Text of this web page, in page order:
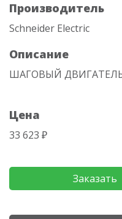
Производитель
Schneider Electric
Описание
ШАГОВЫЙ ДВИГАТЕЛЬ
Цена
33 623 ₽
Заказать